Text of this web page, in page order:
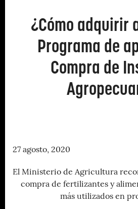
¿Cómo adquirir
Programa de
Compra de
27 agosto, 2020
El Ministerio de Agricultura
compra de fertilizantes y
más utilizados en